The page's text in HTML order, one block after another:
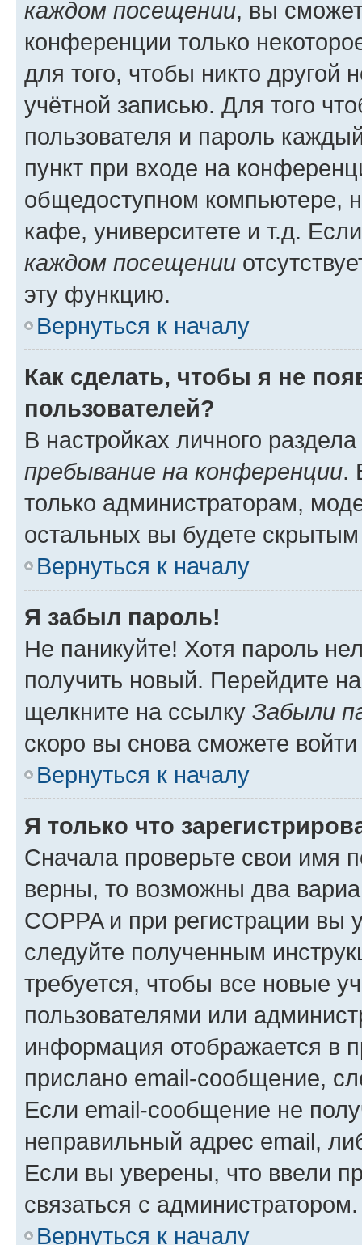
каждом посещении, вы
конференции только
для того, чтобы никто другой
учётной записью. Для того
пользователя и пароль
пункт при входе на
общедоступном компьютере,
кафе, университете и т.д.
каждом посещении
эту функцию.
Вернуться к началу
Как сделать, чтобы я не
пользователей?
В настройках личного
пребывание на конференции.
только администраторам,
остальных вы будете
Вернуться к началу
Я забыл пароль!
Не паникуйте! Хотя пароль
получить новый. Перейдите
щелкните на ссылку Забыли
скоро вы снова сможете
Вернуться к началу
Я только что
Сначала проверьте свои имя
верны, то возможны два
COPPA и при регистрации вы
следуйте полученным
требуется, чтобы все новые
пользователями или
информация отображается в
прислано email-сообщение,
Если email-сообщение не
неправильный адрес email,
Если вы уверены, что ввели
связаться с администратором.
Вернуться к началу